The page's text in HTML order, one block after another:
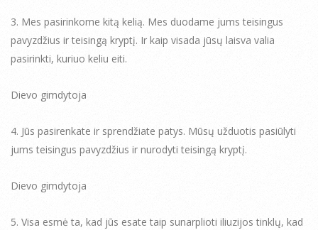
3. Mes pasirinkome kitą kelią. Mes duodame jums teisingus
pavyzdžius ir teisingą kryptį. Ir kaip visada jūsų laisva valia
pasirinkti, kuriuo keliu eiti.
Dievo gimdytoja
4. Jūs pasirenkate ir sprendžiate patys. Mūsų užduotis pasiūlyti
jums teisingus pavyzdžius ir nurodyti teisingą kryptį.
Dievo gimdytoja
5. Visa esmė ta, kad jūs esate taip sunarplioti iliuzijos tinklų, kad